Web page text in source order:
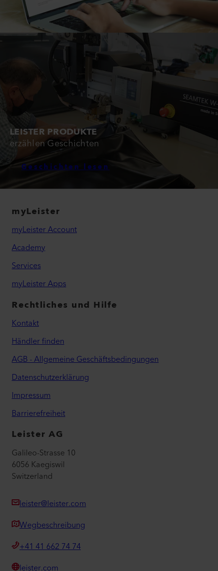
LEISTER PRODUKTE
erzählen Geschichten
Geschichten lesen
myLeister
myLeister Account
Academy
Services
myLeister Apps
Rechtliches und Hilfe
Kontakt
Händler finden
AGB - Allgemeine Geschäftsbedingungen
Datenschutzerklärung
Impressum
Barrierefreiheit
Leister AG
Galileo-Strasse 10
6056 Kaegiswil
Switzerland
leister@leister.com
Wegbeschreibung
+41 41 662 74 74
leister.com